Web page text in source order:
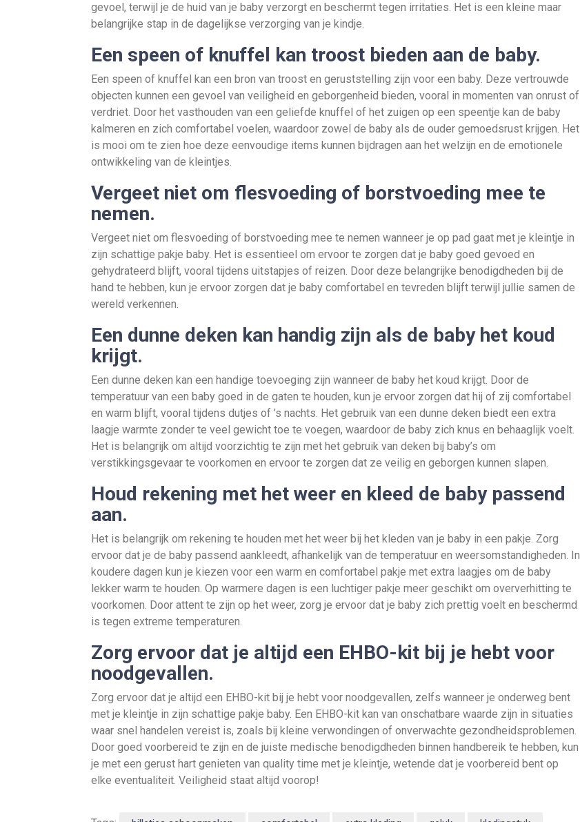
gevoel, terwijl je de huid van je baby verzorgt en beschermt tegen irritaties. Het is een kleine maar
belangrijke stap in de dagelijkse verzorging van je kindje.
Een speen of knuffel kan troost bieden aan de baby.
Een speen of knuffel kan een bron van troost en geruststelling zijn voor een baby. Deze vertrouwde
objecten kunnen een gevoel van veiligheid en geborgenheid bieden, vooral in momenten van onrust of
verdriet. Door het vasthouden van een geliefde knuffel of het zuigen op een speentje kan de baby
kalmeren en zich comfortabel voelen, waardoor zowel de baby als de ouder gemoedsrust krijgen. Het
is mooi om te zien hoe deze eenvoudige items kunnen bijdragen aan het welzijn en de emotionele
ontwikkeling van de kleintjes.
Vergeet niet om flesvoeding of borstvoeding mee te
nemen.
Vergeet niet om flesvoeding of borstvoeding mee te nemen wanneer je op pad gaat met je kleintje in
zijn schattige pakje baby. Het is essentieel om ervoor te zorgen dat je baby goed gevoed en
gehydrateerd blijft, vooral tijdens uitstapjes of reizen. Door deze belangrijke benodigdheden bij de
hand te hebben, kun je ervoor zorgen dat je baby comfortabel en tevreden blijft terwijl jullie samen de
wereld verkennen.
Een dunne deken kan handig zijn als de baby het koud
krijgt.
Een dunne deken kan een handige toevoeging zijn wanneer de baby het koud krijgt. Door de
temperatuur van een baby goed in de gaten te houden, kun je ervoor zorgen dat hij of zij comfortabel
en warm blijft, vooral tijdens dutjes of ’s nachts. Het gebruik van een dunne deken biedt een extra
laagje warmte zonder te veel gewicht toe te voegen, waardoor de baby zich knus en behaaglijk voelt.
Het is belangrijk om altijd voorzichtig te zijn met het gebruik van deken bij baby’s om
verstikkingsgevaar te voorkomen en ervoor te zorgen dat ze veilig en geborgen kunnen slapen.
Houd rekening met het weer en kleed de baby passend
aan.
Het is belangrijk om rekening te houden met het weer bij het kleden van je baby in een pakje. Zorg
ervoor dat je de baby passend aankleedt, afhankelijk van de temperatuur en weersomstandigheden. In
koudere dagen kun je kiezen voor een warm en comfortabel pakje met extra laagjes om de baby
lekker warm te houden. Op warmere dagen is een luchtiger pakje meer geschikt om oververhitting te
voorkomen. Door attent te zijn op het weer, zorg je ervoor dat je baby zich prettig voelt en beschermd
is tegen extreme temperaturen.
Zorg ervoor dat je altijd een EHBO-kit bij je hebt voor
noodgevallen.
Zorg ervoor dat je altijd een EHBO-kit bij je hebt voor noodgevallen, zelfs wanneer je onderweg bent
met je kleintje in zijn schattige pakje baby. Een EHBO-kit kan van onschatbare waarde zijn in situaties
waar snel handelen vereist is, zoals bij kleine verwondingen of onverwachte gezondheidsproblemen.
Door goed voorbereid te zijn en de juiste medische benodigdheden binnen handbereik te hebben, kun
je met een gerust hart genieten van quality time met je kleintje, wetende dat je voorbereid bent op
elke eventualiteit. Veiligheid staat altijd voorop!